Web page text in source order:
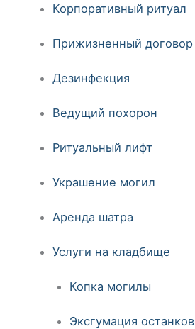
Корпоративный ритуал
Прижизненный договор
Дезинфекция
Ведущий похорон
Ритуальный лифт
Украшение могил
Аренда шатра
Услуги на кладбище
Копка могилы
Эксгумация останков